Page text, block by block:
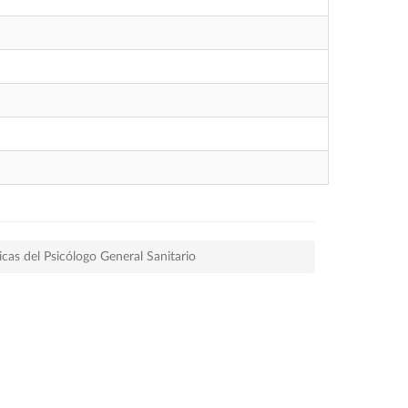
del Psicólogo General Sanitario